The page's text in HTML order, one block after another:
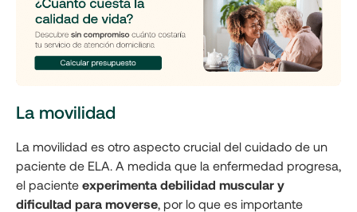
La movilidad
La movilidad es otro aspecto crucial del cuidado de un
paciente de ELA. A medida que la enfermedad progresa,
el paciente experimenta debilidad muscular y
dificultad para moverse, por lo que es importante